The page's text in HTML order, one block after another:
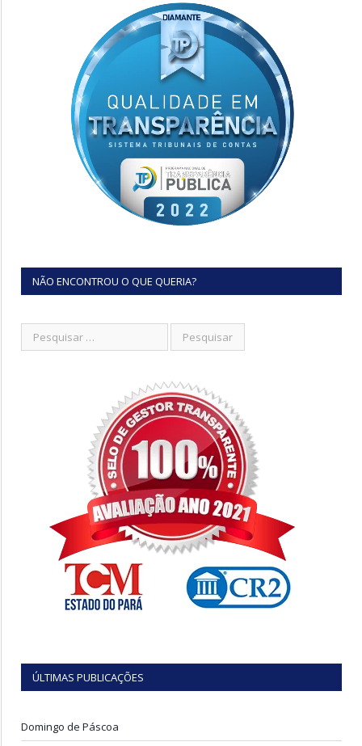
NÃO ENCONTROU O QUE QUERIA?
ÚLTIMAS PUBLICAÇÕES
Domingo de Páscoa